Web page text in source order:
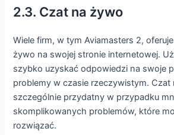
2.3. Czat na żywo
Wiele firm, w tym Aviamasters 2,
żywo na swojej stronie internetowej.
szybko uzyskać odpowiedzi na swoje
problemy w czasie rzeczywistym. Czat
szczególnie przydatny w przypadku
skomplikowanych problemów, które
rozwiązać.